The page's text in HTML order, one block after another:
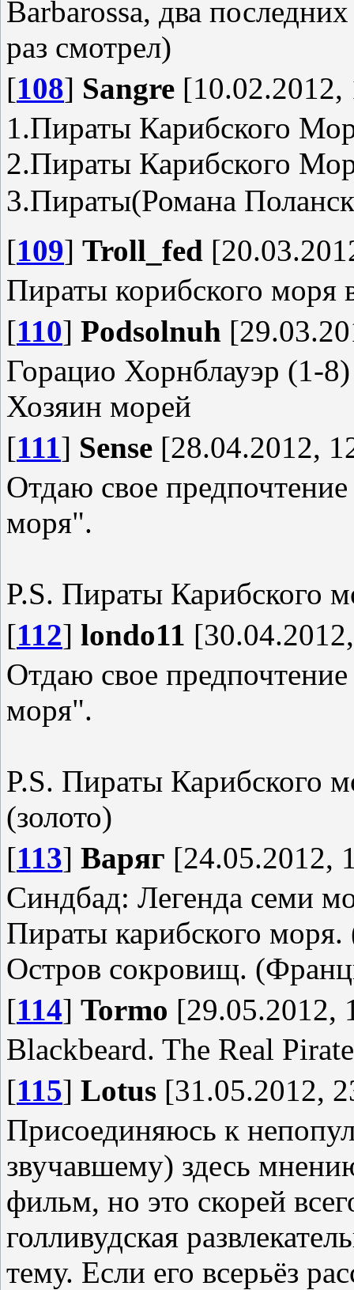
Barbarossa, два
раз смотрел)
[108] Sangre [10.02.2012,
1.Пираты Карибского
2.Пираты Карибского
3.Пираты(Романа
[109] Troll_fed
Пираты корибского моря
[110] Podsolnuh
Горацио Хорнблауэр (1-8)
Хозяин морей
[111] Sense [28.04.2012,
Отдаю свое
моря".
P.S. Пираты Карибского
[112] londo11
Отдаю свое
моря".
P.S. Пираты Карибского
(золото)
[113] Варяг [24.05.2012,
Синдбад: Легенда семи
Пираты карибского моря.
Остров сокровищ.
[114] Tormo [29.05.2012,
Blackbeard. The Real
[115] Lotus [31.05.2012,
Присоединяюсь к
звучавшему) здесь
фильм, но это скорей
голливудская
тему. Если его всерьёз